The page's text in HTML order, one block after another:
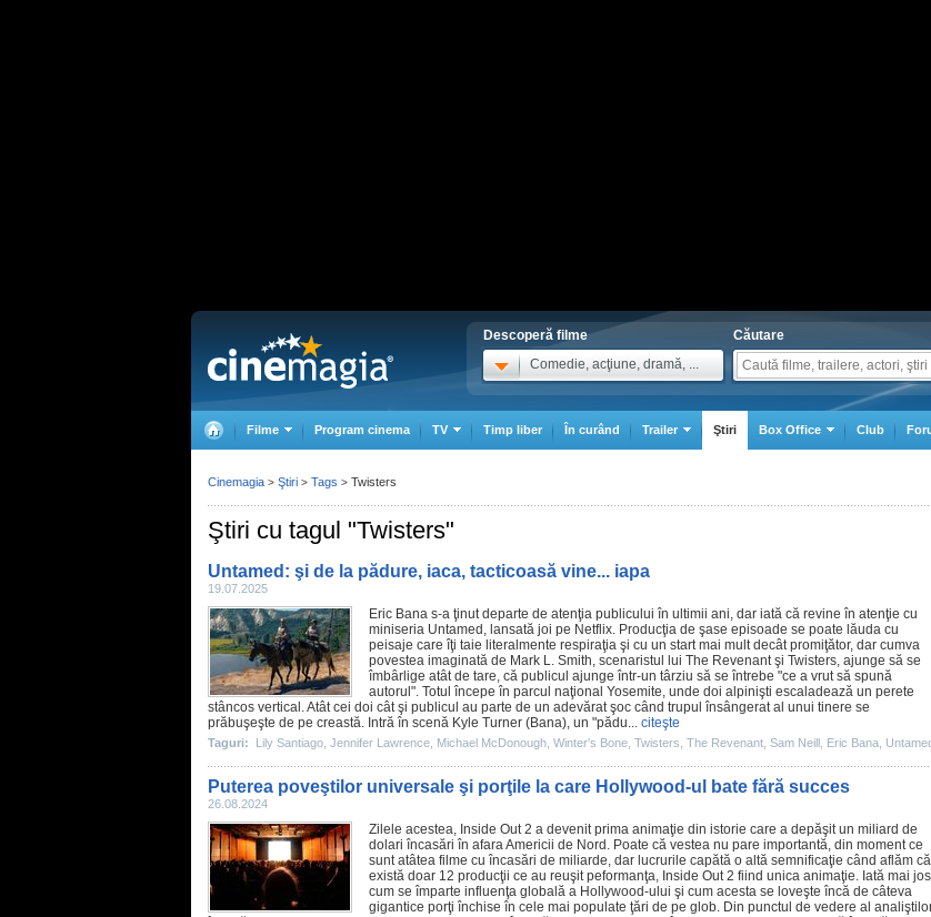
Descoperă filme
Comedie, acţiune, dramă, ...
Căutare
Filme Program cinema TV Timp liber În curând Trailer Ştiri Box Office Club
Ştiri cu tagul "Twisters"
Untamed: şi de la pădure, iaca, tacticoasă vine... iapa
19.07.2025
Eric Bana s-a ţinut departe de atenţia publicului în ultimii ani, dar iată că revine în atenţie cu
miniseria Untamed , lansată joi pe Netflix. Producţia de şase episoade se poate lăuda cu
peisaje care îţi taie literalmente respiraţia şi cu un start mai mult decât promiţător, dar cumva
povestea imaginată de Mark L. Smith, scenaristul lui The Revenantşi Twisters, ajunge să se
îmbârlige atât de tare, că publicul ajunge într-un târziu să se întrebe "ce a vrut să spună
autorul". Totul începe în parcul naţional Yosemite, unde doi alpinişti escaladează un perete
stâncos vertical. Atât cei doi cât şi publicul au parte de un adevărat şoc când trupul însângerat al unui tinere se
prăbuşeşte de pe creastă. Intră în scenă Kyle Turner (Bana), un "pădu... citeşte
Taguri: Lily Santiago Jennifer Lawrence Michael McDonough Winter's Bone Twisters The Revenant Sam Neill Eric Bana
Puterea poveştilor universale şi porţile la care Hollywood-ul bate fără succes
26.08.2024
Zilele acestea, Inside Out 2 a devenit prima animaţie din istorie care a depăşit un miliard de
dolari încasări în afara Americii de Nord. Poate că vestea nu pare importantă, din moment ce
sunt atâtea filme cu încasări de miliarde, dar lucrurile capătă o altă semnificaţie când aflăm că
există doar 12 producţii ce au reuşit peformanţa, Inside Out 2 fiind unica animaţie. Iată mai jos
cum se împarte influenţa globală a Hollywood-ului şi cum acesta se loveşte încă de câteva
gigantice porţi închise în cele mai populate ţări de pe glob. Din punctul de vedere al
Cinemagia > Ştiri > Tags > Twisters